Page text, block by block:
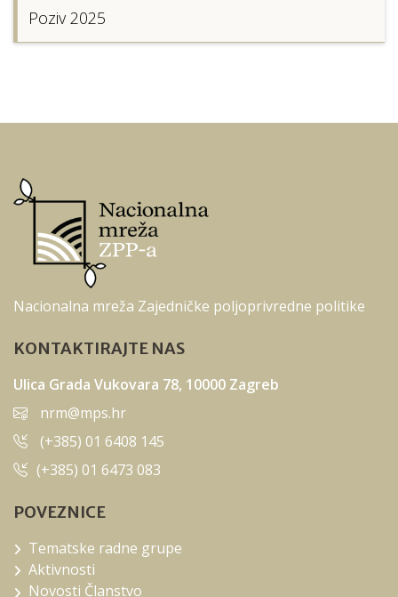
Poziv 2025
Nacionalna mreža Zajedničke poljoprivredne politike
KONTAKTIRAJTE NAS
Ulica Grada Vukovara 78, 10000 Zagreb
nrm@mps.hr
(+385) 01 6408 145
(+385) 01 6473 083
POVEZNICE
Tematske radne grupe
Aktivnosti
Novosti Članstvo